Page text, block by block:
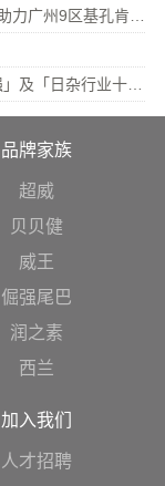
品牌家族
超威
贝贝健
威王
倔强尾巴
润之素
西兰
加入我们
人才招聘